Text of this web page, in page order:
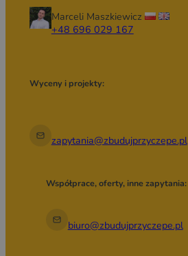
Marceli Maszkiewicz
+48 696 029 167
Wyceny i projekty:
zapytania@zbudujprzyczepe.pl
Współprace, oferty, inne zapytania:
biuro@zbudujprzyczepe.pl